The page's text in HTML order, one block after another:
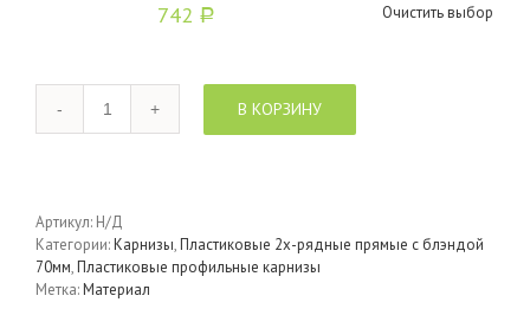
742 Р Очистить выбор
В КОРЗИНУ
Артикул: Н/Д
Категории:Карнизы,Пластиковые 2х-рядные прямые с блэндой
70мм,Пластиковые профильные карнизы
Метка:Материал